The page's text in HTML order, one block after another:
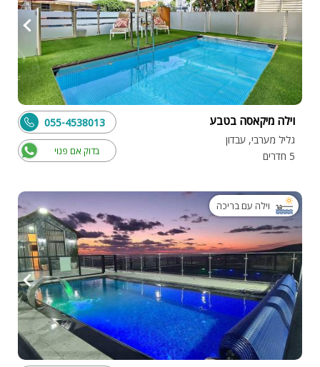
וילה מיקאסה בטבע
גליל מערבי, עבדון
5 חדרים
בדוק אם פנוי
055-4538013
וילה עם בריכה